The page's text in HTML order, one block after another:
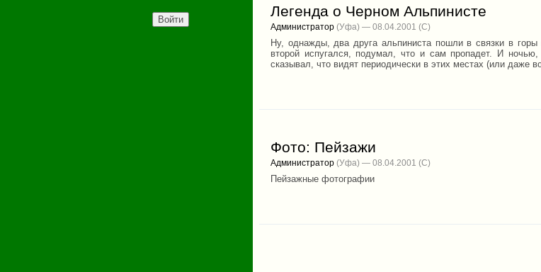
Легенда о Черном Альпинисте
Администратор (Уфа) — 08.04.2001
Ну, однажды, два друга альпиниста пошли в связки в
второй испугался, подумал, что и сам пропадет. И
сказывал, что видят периодически в этих местах (или даже
Фото: Пейзажи
Администратор (Уфа) — 08.04.2001
Пейзажные фотографии